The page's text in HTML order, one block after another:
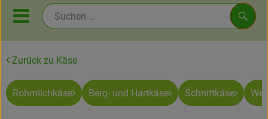
Mobiles Menu öffnen oder
Rezepte
Zurück zu Käse
Rohmilchkäse Berg- und Hartkäse Schnittkäse